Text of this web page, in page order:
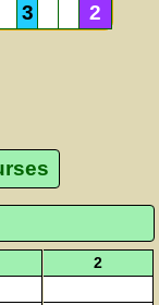
3 2
2